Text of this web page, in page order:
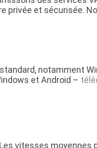
privée et sécurisée.
notamment
et Android –
vitesses moyennes